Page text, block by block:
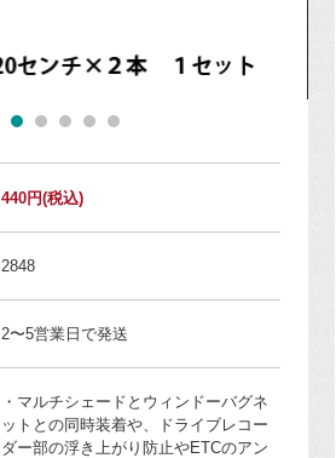
440円(税込)
2848
2〜5営業日で発送
・マルチシェードとウィンドーバグネ
ットとの同時装着や、ドライブレコー
ダー部の浮き上がり防止やETCのアン